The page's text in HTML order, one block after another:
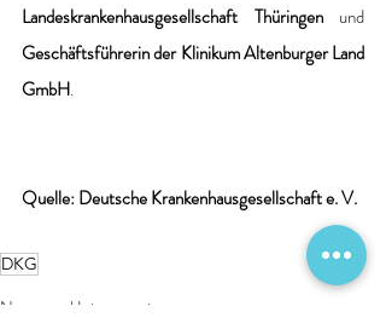
Landeskrankenhausgesellschaft Thüringen
Geschäftsführerin der Klinikum Altenburger Land
GmbH.
Quelle: Deutsche Krankenhausgesellschaft e. V.
DKG
Neues und Interessantes